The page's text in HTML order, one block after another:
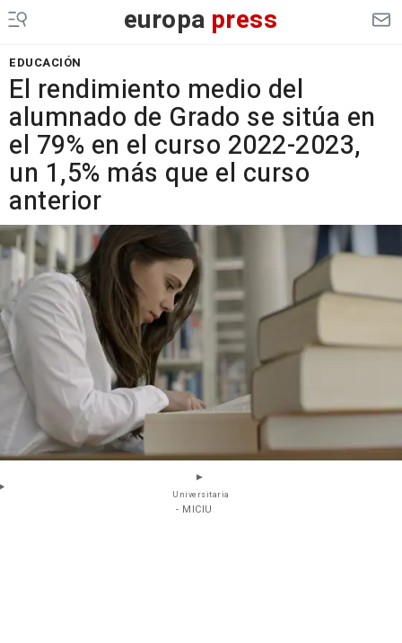
europa press
EDUCACIÓN
El rendimiento medio del
alumnado de Grado se sitúa en
el 79% en el curso 2022-2023,
un 1,5% más que el curso
anterior
Universitaria
- MICIU